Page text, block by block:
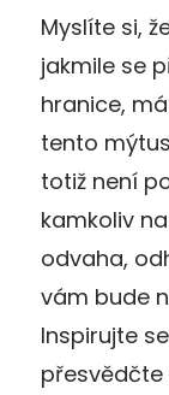
Myslíte si,
jakmile se
hranice,
tento
totiž není
kamkoliv
odvaha,
vám bude
Inspirujte
přesvědčte